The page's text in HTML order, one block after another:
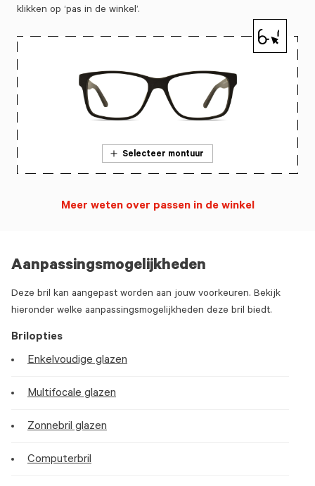
Aanpassingsmogelijkheden
Deze bril kan aangepast worden aan jouw voorkeuren. Bekijk
hieronder welke aanpassingsmogelijkheden deze bril biedt.
Brilopties
Enkelvoudige glazen
Multifocale glazen
Zonnebril glazen
Computerbril
klikken op ‘pas in de winkel’.
Selecteer montuur
Meer weten over passen in de winkel